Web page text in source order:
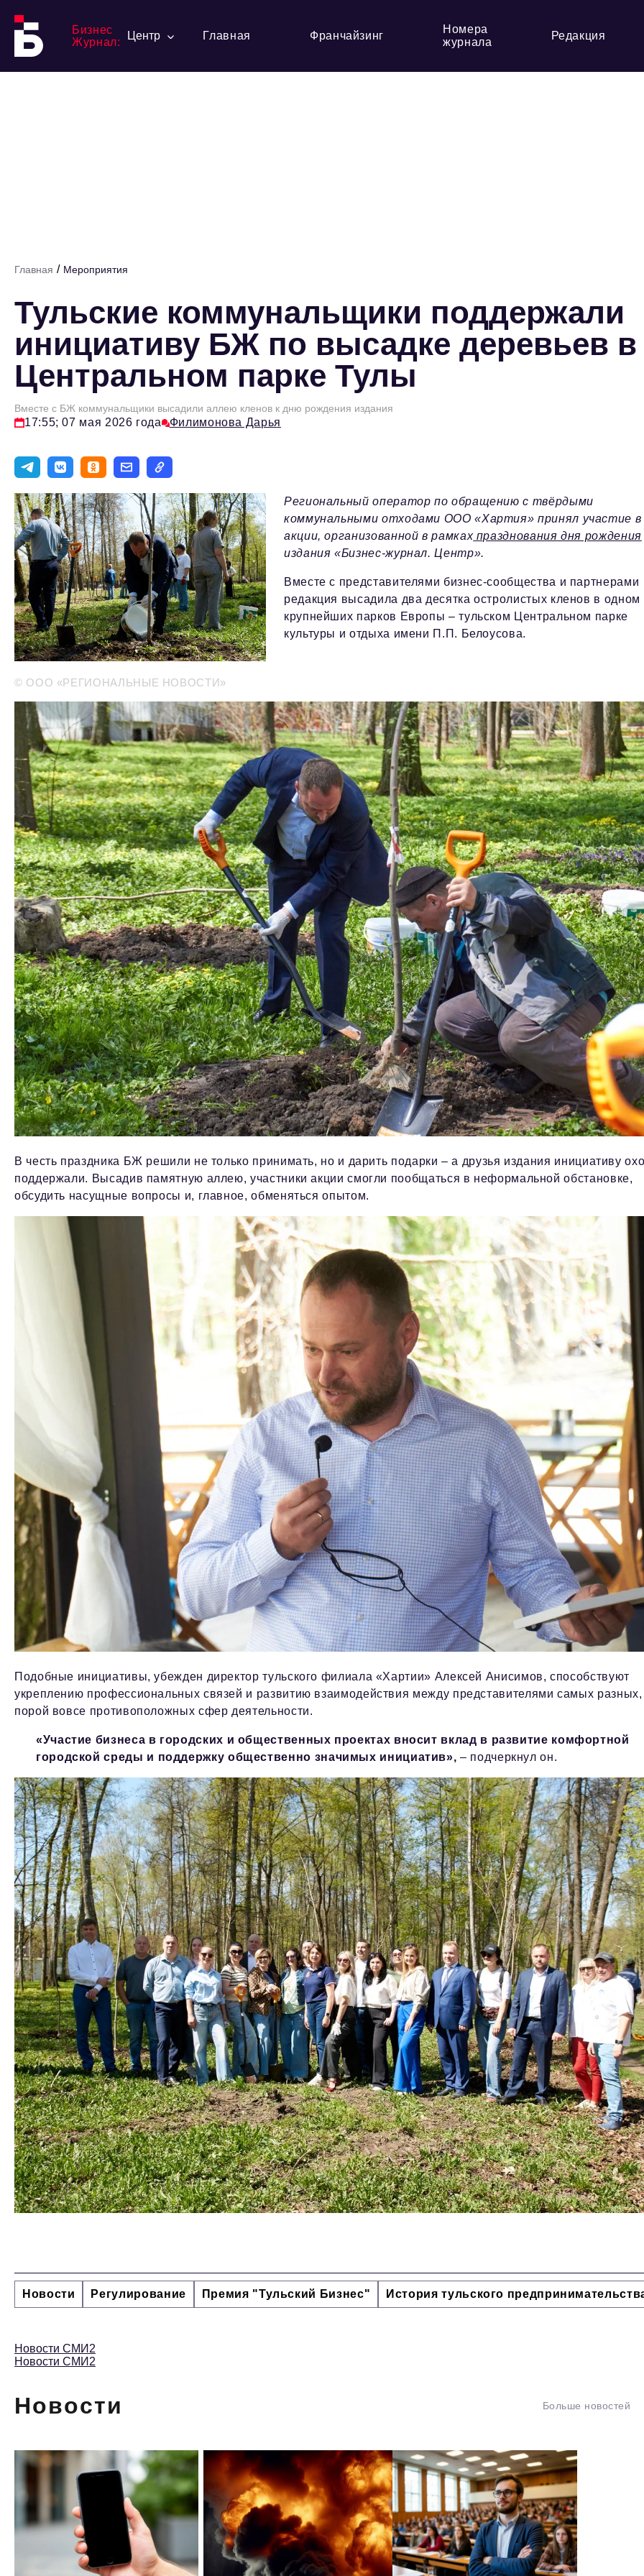
Бизнес
Журнал:
Центр Главная Франчайзинг
Номера
журнала
Редакция
Главная / Мероприятия
Тульские коммунальщики поддержали
инициативу БЖ по высадке деревьев в
Центральном парке Тулы
Вместе с БЖ коммунальщики высадили аллею кленов к дню рождения издания
17:55; 07 мая 2026 года Филимонова Дарья
© ООО «РЕГИОНАЛЬНЫЕ НОВОСТИ»
Региональный оператор по обращению с твёрдыми
коммунальными отходами ООО «Хартия» принял участие в
акции, организованной в рамкахпразднования дня рождения
издания «Бизнес-журнал. Центр».
Вместе с представителями бизнес-сообщества и партнерами
редакция высадила два десятка остролистых кленов в одном
крупнейших парков Европы – тульском Центральном парке
культуры и отдыха имени П.П. Белоусова.
В честь праздника БЖ решили не только принимать, но и дарить подарки – а друзья издания инициативу
поддержали. Высадив памятную аллею, участники акции смогли пообщаться в неформальной обстановке,
обсудить насущные вопросы и, главное, обменяться опытом.
Подобные инициативы, убежден директор тульского филиала «Хартии» Алексей Анисимов, способствуют
укреплению профессиональных связей и развитию взаимодействия между представителями самых разных,
порой вовсе противоположных сфер деятельности.
«Участие бизнеса в городских и общественных проектах вносит вклад в развитие комфортной
городской среды и поддержку общественно значимых инициатив», – подчеркнул он.
Новости Регулирование Премия "Тульский Бизнес" История тульского
Новости СМИ2
Новости СМИ2
Новости Больше новостей